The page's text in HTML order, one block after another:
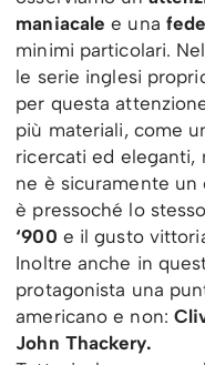
maniacale e una
minimi particolari.
le serie inglesi
per questa
più materiali, come
ricercati ed eleganti,
ne è sicuramente
è pressoché lo
‘900 e il gusto
Inoltre anche in
protagonista una
americano e non:
John Thackery.